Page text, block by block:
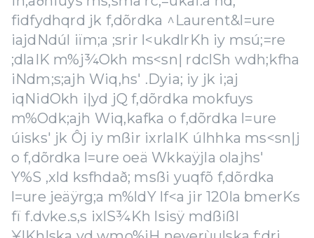
fidfydhqrd jk f,dõrdka ^Laurent&l=ure
iajdNdúl iïm;a ;srir l<ukdlrKh iy msú;=re
;dla‍IK m%j¾Okh ms<sn| rdclSh wdh;kfha
iNdm;s;ajh Wiq,hs' .Dyia; iy jk i;aj
iqNidOkh i|yd jQ f,dõrdka mokfuys
m%Odk;ajh Wiq,kafka o f,dõrdka l=ure
úisks' jk Ôj iy mßir ixrla‍IK úIhhka ms<sn|j
o f,dõrdka l=ure oeä Wkkaÿjla olajhs'
Y%S ,xld ksfhdað; msßi yuqfõ f,dõrdka
l=ure jeäÿrg;a m%ldY lf<a jir 120la bmerKs
fï f.dvke.s,s ixlS¾Kh lsisÿ mdßißl